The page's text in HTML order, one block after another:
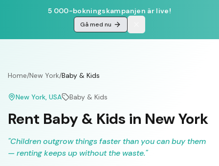
5 000-bokningskampanjen är live!
Gå med nu
Home/New York/Baby & Kids
New York, USA Baby & Kids
Rent Baby & Kids in New York
"Children outgrow things faster than you can buy them
— renting keeps up without the waste."